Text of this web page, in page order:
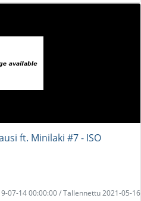
ft. Minilaki #7 - ISO
07-14 00:00:00 / Tallennettu 2021-05-16